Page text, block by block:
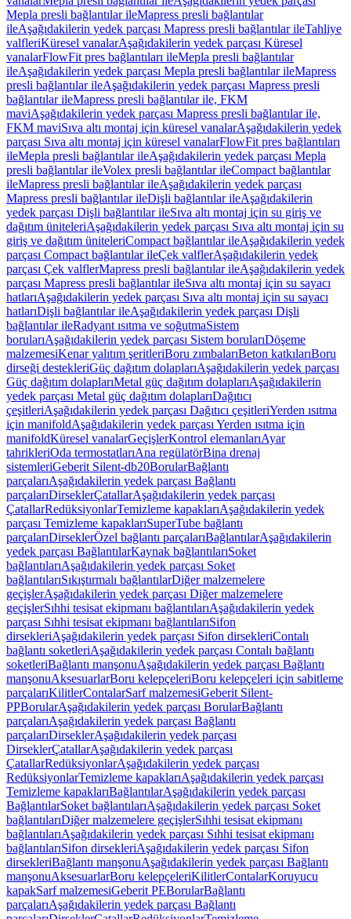
Mepla presli bağlantılar ileMapress presli bağlantılar
ileAşağıdakilerin yedek parçası Mapress presli bağlantılar ileTahliye
valfleriKüresel vanalarAşağıdakilerin yedek parçası Küresel
vanalarFlowFit pres bağlantıları ileMepla presli bağlantılar
ileAşağıdakilerin yedek parçası Mepla presli bağlantılar ileMapress
presli bağlantılar ileAşağıdakilerin yedek parçası Mapress presli
bağlantılar ileMapress presli bağlantılar ile, FKM
maviAşağıdakilerin yedek parçası Mapress presli bağlantılar ile,
FKM maviSıva altı montaj için küresel vanalarAşağıdakilerin yedek
parçası Sıva altı montaj için küresel vanalarFlowFit pres bağlantıları
ileMepla presli bağlantılar ileAşağıdakilerin yedek parçası Mepla
presli bağlantılar ileVolex presli bağlantılar ileCompact bağlantılar
ileMapress presli bağlantılar ileAşağıdakilerin yedek parçası
Mapress presli bağlantılar ileDişli bağlantılar ileAşağıdakilerin
yedek parçası Dişli bağlantılar ileSıva altı montaj için su giriş ve
dağıtım üniteleriAşağıdakilerin yedek parçası Sıva altı montaj için su
giriş ve dağıtım üniteleriCompact bağlantılar ileAşağıdakilerin yedek
parçası Compact bağlantılar ileÇek valflerAşağıdakilerin yedek
parçası Çek valflerMapress presli bağlantılar ileAşağıdakilerin yedek
parçası Mapress presli bağlantılar ileSıva altı montaj için su sayacı
hatlarıAşağıdakilerin yedek parçası Sıva altı montaj için su sayacı
hatlarıDişli bağlantılar ileAşağıdakilerin yedek parçası Dişli
bağlantılar ileRadyant ısıtma ve soğutmaSistem
borularıAşağıdakilerin yedek parçası Sistem borularıDöşeme
malzemesiKenar yalıtım şeritleriBoru zımbalarıBeton katkılarıBoru
dirseği destekleriGüç dağıtım dolaplarıAşağıdakilerin yedek parçası
Güç dağıtım dolaplarıMetal güç dağıtım dolaplarıAşağıdakilerin
yedek parçası Metal güç dağıtım dolaplarıDağıtıcı
çeşitleriAşağıdakilerin yedek parçası Dağıtıcı çeşitleriYerden ısıtma
için manifoldAşağıdakilerin yedek parçası Yerden ısıtma için
manifoldKüresel vanalarGeçişlerKontrol elemanlarıAyar
tahrikleriOda termostatlarıAna regülatörBina drenaj
sistemleriGeberit Silent-db20BorularBağlantı
parçalarıAşağıdakilerin yedek parçası Bağlantı
parçalarıDirseklerÇatallarAşağıdakilerin yedek parçası
ÇatallarRedüksiyonlarTemizleme kapaklarıAşağıdakilerin yedek
parçası Temizleme kapaklarıSuperTube bağlantı
parçalarıDirseklerÖzel bağlantı parçalarıBağlantılarAşağıdakilerin
yedek parçası BağlantılarKaynak bağlantılarıSoket
bağlantılarıAşağıdakilerin yedek parçası Soket
bağlantılarıSıkıştırmalı bağlantılarDiğer malzemelere
geçişlerAşağıdakilerin yedek parçası Diğer malzemelere
geçişlerSıhhi tesisat ekipmanı bağlantılarıAşağıdakilerin yedek
parçası Sıhhi tesisat ekipmanı bağlantılarıSifon
dirsekleriAşağıdakilerin yedek parçası Sifon dirsekleriContalı
bağlantı soketleriAşağıdakilerin yedek parçası Contalı bağlantı
soketleriBağlantı manşonuAşağıdakilerin yedek parçası Bağlantı
manşonuAksesuarlarBoru kelepçeleriBoru kelepçeleri için sabitleme
parçalarıKilitlerContalarSarf malzemesiGeberit Silent-
PPBorularAşağıdakilerin yedek parçası BorularBağlantı
parçalarıAşağıdakilerin yedek parçası Bağlantı
parçalarıDirseklerAşağıdakilerin yedek parçası
DirseklerÇatallarAşağıdakilerin yedek parçası
ÇatallarRedüksiyonlarAşağıdakilerin yedek parçası
RedüksiyonlarTemizleme kapaklarıAşağıdakilerin yedek parçası
Temizleme kapaklarıBağlantılarAşağıdakilerin yedek parçası
BağlantılarSoket bağlantılarıAşağıdakilerin yedek parçası Soket
bağlantılarıDiğer malzemelere geçişlerSıhhi tesisat ekipmanı
bağlantılarıAşağıdakilerin yedek parçası Sıhhi tesisat ekipmanı
bağlantılarıSifon dirsekleriAşağıdakilerin yedek parçası Sifon
dirsekleriBağlantı manşonuAşağıdakilerin yedek parçası Bağlantı
manşonuAksesuarlarBoru kelepçeleriKilitlerContalarKoruyucu
kapakSarf malzemesiGeberit PEBorularBağlantı
parçalarıAşağıdakilerin yedek parçası Bağlantı